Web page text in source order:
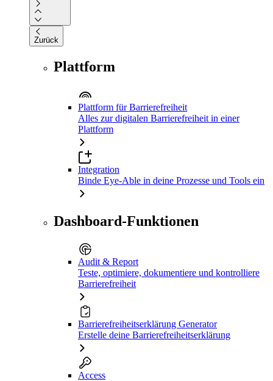
Zurück
Plattform
Plattform für Barrierefreiheit
Alles zur digitalen Barrierefreiheit in einer
Plattform
Integration
Binde Eye-Able in deine Prozesse und Tools ein
Dashboard-Funktionen
Audit & Report
Teste, optimiere, dokumentiere und kontrolliere
Barrierefreiheit
Barrierefreiheitserklärung Generator
Erstelle deine Barrierefreiheitserklärung
Access